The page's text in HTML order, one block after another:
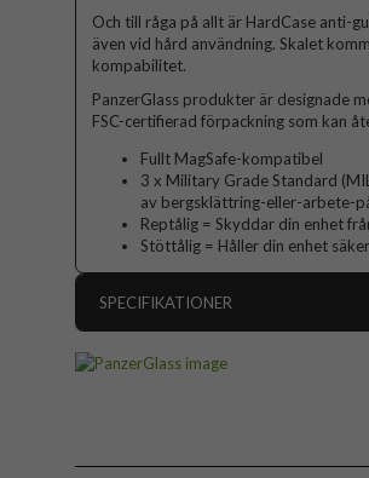
Och till råga på allt är HardCase anti-
även vid hård användning. Skalet
kompabilitet.
PanzerGlass produkter är designade
FSC-certifierad förpackning som kan
Fullt MagSafe-kompatibel
3 x Military Grade Standard
av bergsklättring-eller-arbete-
Reptålig = Skyddar din enhet
Stöttålig = Håller din enhet
SPECIFIKATIONER
Egenskaper